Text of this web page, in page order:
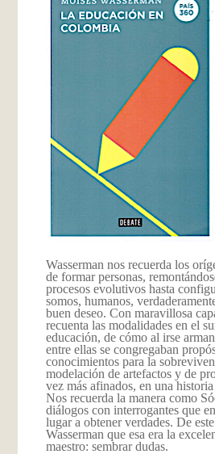
Wasserman nos recuerda los
de formar personas,
procesos evolutivos hasta
somos, humanos,
buen deseo. Con maravillosa
recuenta las modalidades en el
educación, de cómo al irse
entre ellas se congregaban
conocimientos para la
modelación de artefactos y de
vez más afinados, en una
Nos recuerda la manera como
diálogos con interrogantes que
lugar a obtener verdades. De
Wasserman que esa era la
maestro: sembrar dudas.